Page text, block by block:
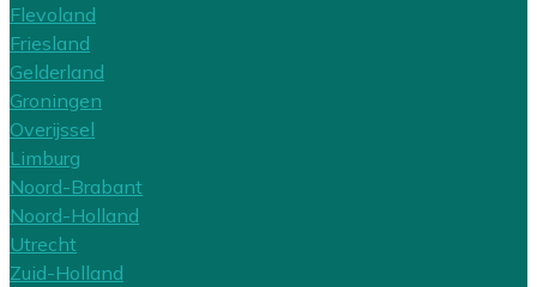
Flevoland
Friesland
Gelderland
Groningen
Overijssel
Limburg
Noord-Brabant
Noord-Holland
Utrecht
Zuid-Holland